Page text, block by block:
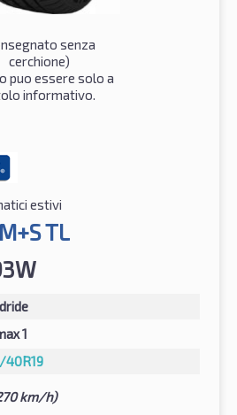
senza
cerchione)
puo essere solo a
informativo.
estivi
TL
1
km/h)